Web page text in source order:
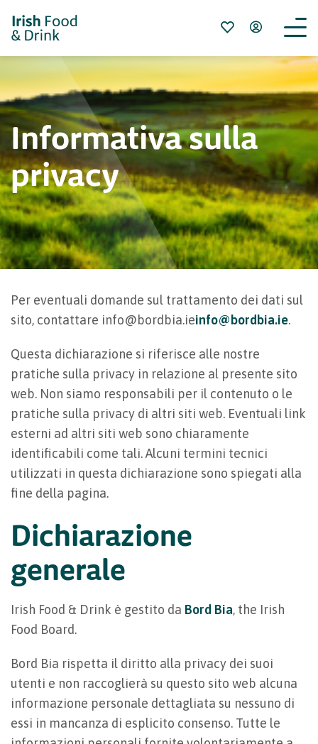
Informativa sulla
privacy
Per eventuali domande sul trattamento dei dati sul
sito, contattare info@bordbia.ieinfo@bordbia.ie.
Questa dichiarazione si riferisce alle nostre
pratiche sulla privacy in relazione al presente sito
web. Non siamo responsabili per il contenuto o le
pratiche sulla privacy di altri siti web. Eventuali link
esterni ad altri siti web sono chiaramente
identificabili come tali. Alcuni termini tecnici
utilizzati in questa dichiarazione sono spiegati alla
fine della pagina.
Dichiarazione
generale
Irish Food & Drink è gestito da Bord Bia, the Irish
Food Board.
Bord Bia rispetta il diritto alla privacy dei suoi
utenti e non raccoglierà su questo sito web alcuna
informazione personale dettagliata su nessuno di
essi in mancanza di esplicito consenso. Tutte le